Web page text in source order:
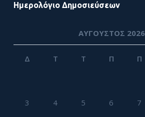
Ημερολόγιο Δημοσιεύσεων
ΑΎΓΟΥΣΤΟΣ 2026
Δ Τ Τ Π Π
3 4 5 6 7